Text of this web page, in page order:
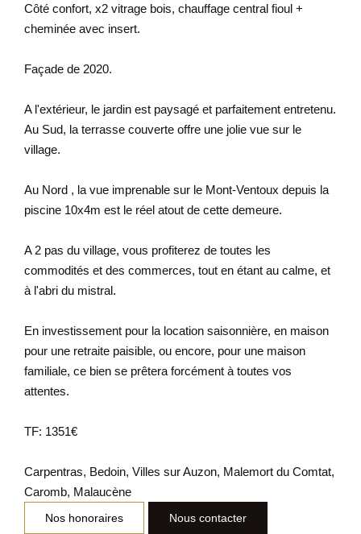
Côté confort, x2 vitrage bois, chauffage central fioul +
cheminée avec insert.
Façade de 2020.
A l'extérieur, le jardin est paysagé et parfaitement entretenu.
Au Sud, la terrasse couverte offre une jolie vue sur le
village.
Au Nord , la vue imprenable sur le Mont-Ventoux depuis la
piscine 10x4m est le réel atout de cette demeure.
A 2 pas du village, vous profiterez de toutes les
commodités et des commerces, tout en étant au calme, et
à l'abri du mistral.
En investissement pour la location saisonnière, en maison
pour une retraite paisible, ou encore, pour une maison
familiale, ce bien se prêtera forcément à toutes vos
attentes.
TF: 1351€
Carpentras, Bedoin, Villes sur Auzon, Malemort du Comtat,
Caromb, Malaucène
Nos honoraires Nous contacter